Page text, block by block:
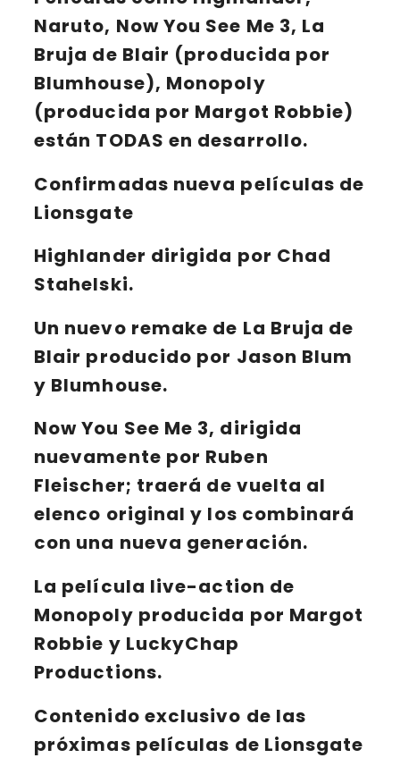
Naruto, Now You See Me 3, La
Bruja de Blair (producida por
Blumhouse), Monopoly
(producida por Margot Robbie)
están TODAS en desarrollo.
Confirmadas nueva películas de
Lionsgate
Highlander dirigida por Chad
Stahelski.
Un nuevo remake de La Bruja de
Blair producido por Jason Blum
y Blumhouse.
Now You See Me 3, dirigida
nuevamente por Ruben
Fleischer; traerá de vuelta al
elenco originaly los combinará
con una nueva generación.
La película live-action de
Monopoly producida por Margot
Robbie y LuckyChap
Productions.
Contenido exclusivo de las
próximas películas de Lionsgate